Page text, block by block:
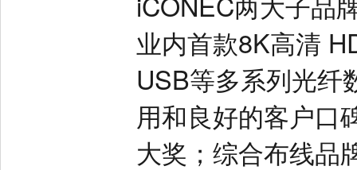
业内首款8K高清
USB等多系列光纤
用和良好的客户口
大奖；综合布线品